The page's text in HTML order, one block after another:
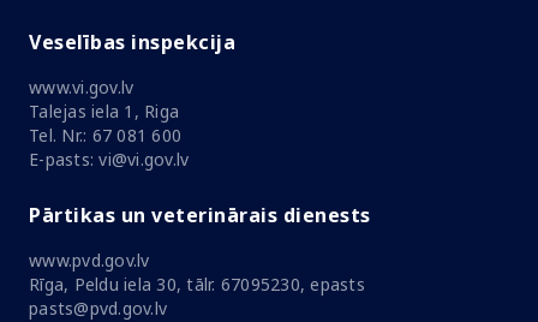
Veselības inspekcija
www.vi.gov.lv
Talejas iela 1, Riga
Tel. Nr.: 67 081 600
E-pasts: vi@vi.gov.lv
Pārtikas un veterinārais dienests
www.pvd.gov.lv
Rīga, Peldu iela 30, tālr. 67095230, epasts
pasts@pvd.gov.lv